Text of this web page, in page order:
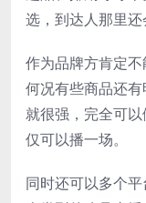
选，到达人那里还
作为品牌方肯定
何况有些商品还
就很强，完全可
仅可以播一场。
同时还可以多个